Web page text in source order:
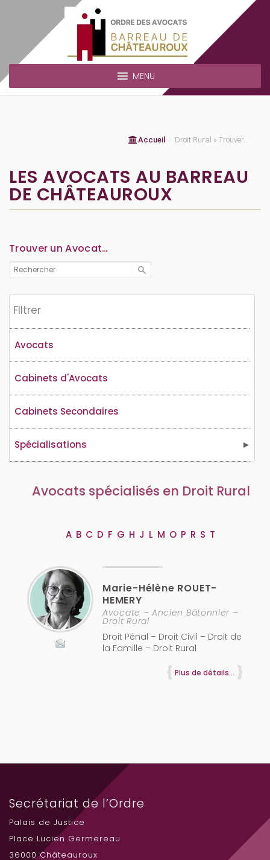
MENU
Accueil Droit Rural » Trouver...
LES AVOCATS AU BARREAU
DE CHÂTEAUROUX
Trouver un Avocat…
Flltrer
Avocats
Cabinets d'Avocats
Cabinets Secondaires
Spécialisations
Avocats spécialisés en Droit Rural
A B C D F G H J L M O P R S T
Marie-Hélène ROUET-
HEMERY
Avocate – Ancien Bâtonnier –
Droit Rural
Droit Pénal – Droit Civil – Droit de
la Famille – Droit Rural
Plus de détails...
Secrétariat de l’Ordre
Palais de Justice
Place Lucien Germereau
36000 Châteauroux